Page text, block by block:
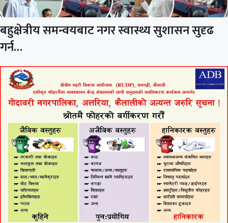
बहुक्षेत्रीय समन्वयबाट नगर स्वास्थ्य सुशासन सुदृढ
गर्न…